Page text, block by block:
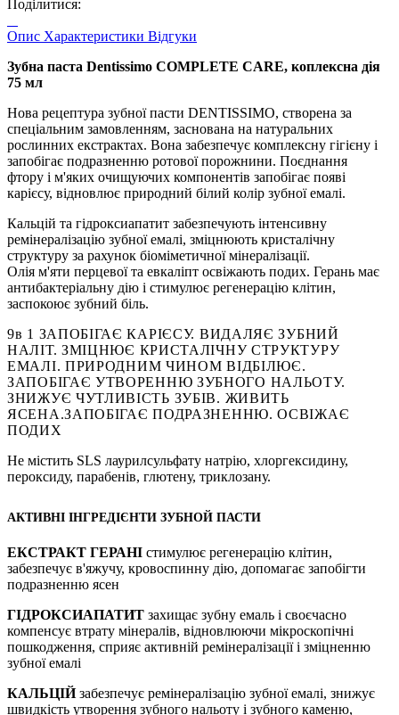
Поділитися:
Опис Характеристики Відгуки
Зубна паста Dentissimo COMPLETE CARE, коплексна дія
75 мл
Нова рецептура зубної пасти DENTISSIMO, створена за
спеціальним замовленням, заснована на натуральних
рослинних екстрактах. Вона забезпечує комплексну гігієну і
запобігає подразненню ротової порожнини. Поєднання
фтору і м'яких очищуючих компонентів запобігає появі
карієсу, відновлює природний білий колір зубної емалі.
Кальцій та гідроксиапатит забезпечують інтенсивну
ремінералізацію зубної емалі, зміцнюють кристалічну
структуру за рахунок біоміметичної мінералізації.
Олія м'яти перцевої та евкаліпт освіжають подих. Герань має
антибактеріальну дію і стимулює регенерацію клітин,
заспокоює зубний біль.
9в 1 ЗАПОБІГАЄ КАРІЄСУ. ВИДАЛЯЄ ЗУБНИЙ
НАЛІТ. ЗМІЦНЮЄ КРИСТАЛІЧНУ СТРУКТУРУ
ЕМАЛІ. ПРИРОДНИМ ЧИНОМ ВІДБІЛЮЄ.
ЗАПОБІГАЄ УТВОРЕННЮ ЗУБНОГО НАЛЬОТУ.
ЗНИЖУЄ ЧУТЛИВІСТЬ ЗУБІВ. ЖИВИТЬ
ЯСЕНА.ЗАПОБІГАЄ ПОДРАЗНЕННЮ.ОСВІЖАЄ
ПОДИХ
Не містить SLS лаурилсульфату натрію, хлоргексидину,
пероксиду, парабенів, глютену, триклозану.
АКТИВНІ ІНГРЕДІЄНТИ ЗУБНОЙ ПАСТИ
ЕКСТРАКТ ГЕРАНІ стимулює регенерацію клітин,
забезпечує в'яжучу, кровоспинну дію, допомагає запобігти
подразненню ясен
ГІДРОКСИАПАТИТ захищає зубну емаль і своєчасно
компенсує втрату мінералів, відновлюючи мікроскопічні
пошкодження, сприяє активній ремінералізації і зміцненню
зубної емалі
КАЛЬЦІЙзабезпечує ремінералізацію зубної емалі, знижує
швидкість утворення зубного нальоту і зубного каменю,